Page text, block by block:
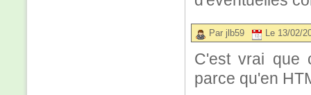
Par jlb59 Le 13/02/
C'est vrai que
parce qu'en